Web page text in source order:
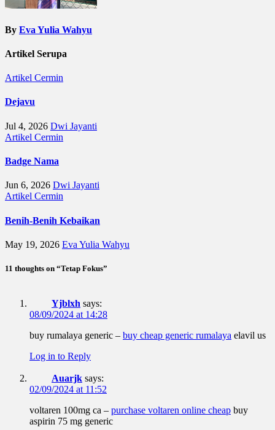
By Eva Yulia Wahyu
Artikel Serupa
Artikel Cermin
Dejavu
Jul 4, 2026 Dwi Jayanti
Artikel Cermin
Badge Nama
Jun 6, 2026 Dwi Jayanti
Artikel Cermin
Benih-Benih Kebaikan
May 19, 2026 Eva Yulia Wahyu
11 thoughts on “Tetap Fokus”
Yjblxh says:
08/09/2024 at 14:28
buy rumalaya generic – buy cheap generic rumalaya elavil us
Log in to Reply
Auarjk says:
02/09/2024 at 11:52
voltaren 100mg ca – purchase voltaren online cheap buy
aspirin 75 mg generic